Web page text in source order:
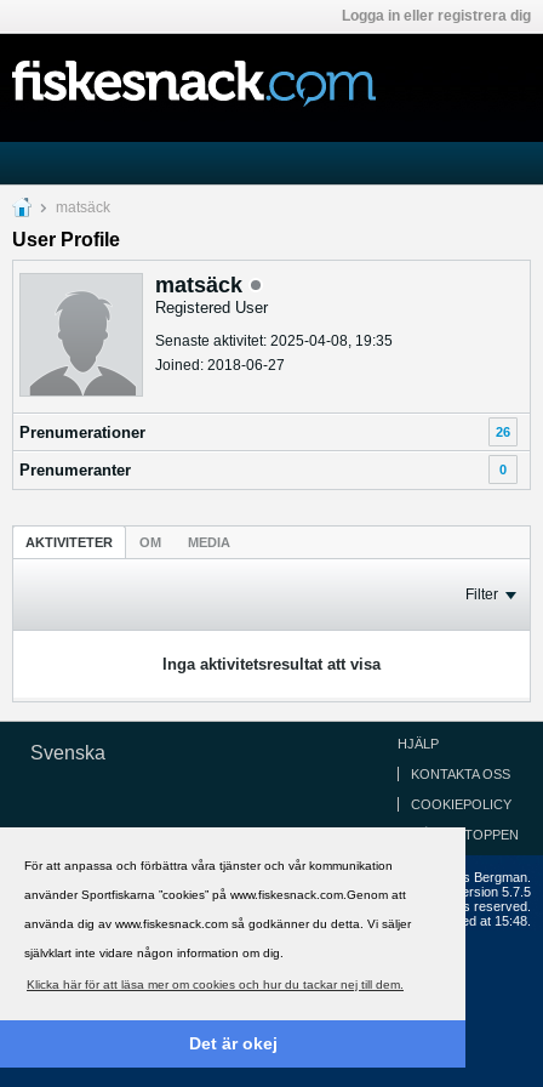
För att anpassa och förbättra våra tjänster och vår kommunikation
använder Sportfiskarna ”cookies” på www.fiskesnack.com.Genom att
använda dig av www.fiskesnack.com så godkänner du detta. Vi säljer
självklart inte vidare någon information om dig.
Klicka här för att läsa mer om cookies och hur du tackar nej till dem.
Det är okej
Logga in eller registrera dig
matsäck
User Profile
matsäck
Registered User
Senaste aktivitet: 2025-04-08, 19:35
Joined: 2018-06-27
Prenumerationer 26
Prenumeranter 0
AKTIVITETER OM MEDIA
Filter
Inga aktivitetsresultat att visa
Svenska HJÄLP
KONTAKTA OSS
COOKIEPOLICY
GÅ TILL TOPPEN
Copyright ©2002 - 2021, FiskeSnack.com. Grundad 2002 av Anders Bergman.
Powered byvBulletin®
Version 5.7.5
Copyright © 2026 MH Sub I, LLC dba vBulletin. All rights reserved.
All times are GMT+1. This page was generated at 15:48.